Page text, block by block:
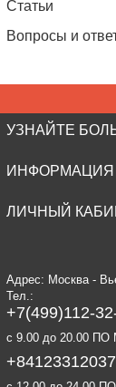
Статьи
Вопросы и
УЗНАЙТЕ
ИНФОРМАЦИЯ
ЛИЧНЫЙ
Адрес: Москва -
Тел.:
+7(499)112-
c 9.00 до 20.00